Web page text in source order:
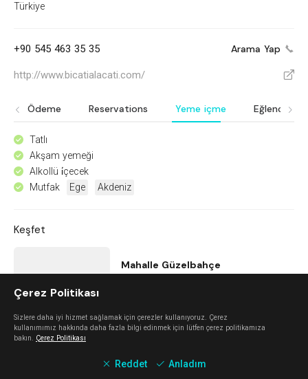
Türkiye
+90 545 463 35 35 Arama Yap
http://www.bicatialacati.com/ V
Ödeme Reservations Yeme içme Eğlence
^ Tatlı
^ Akşam yemeği
^ Alkollü i̇çecek
^ Mutfak Ege Akdeniz
Keşfet
Mahalle Güzelbahçe
Alaçatı
Çerez Politikası
Sizlere daha iyi hizmet sağlamak için çerezler kullanıyoruz. Çerez
kullanımımız hakkında daha fazla bilgi edinmek için lütfen çerez politikamıza
bakın. Çerez Politikası
Reddet Anladım